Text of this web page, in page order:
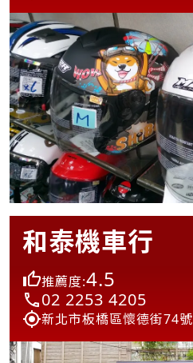
和泰機車行
推薦度:4.5
02 2253 4205
新北市板橋區懷德街74號